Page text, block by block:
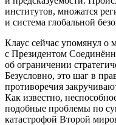
институтов, множатся
и система глобальной
Клаус сейчас упомянул о
с Президентом
об ограничении
Безусловно, это шаг в
противоречия
Как известно,
подобные проблемы по
катастрофой Второй